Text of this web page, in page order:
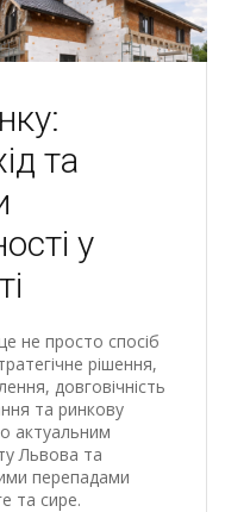
та
у
не просто спосіб
рішення,
довговічність
та ринкову
актуальним
Львова та
перепадами
та сире.